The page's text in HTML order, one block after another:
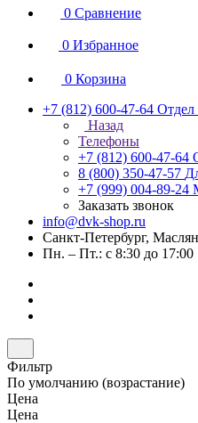
0 Сравнение
0 Избранное
0 Корзина
+7 (812) 600-47-64 Отдел
Назад
Телефоны
+7 (812) 600-47-64
8 (800) 350-47-57
+7 (999) 004-89-24
Заказать звонок
info@dvk-shop.ru
Санкт-Петербург,
Пн. – Пт.: с 8:30 до 17:00
Фильтр
По умолчанию (возрастание)
Цена
Цена